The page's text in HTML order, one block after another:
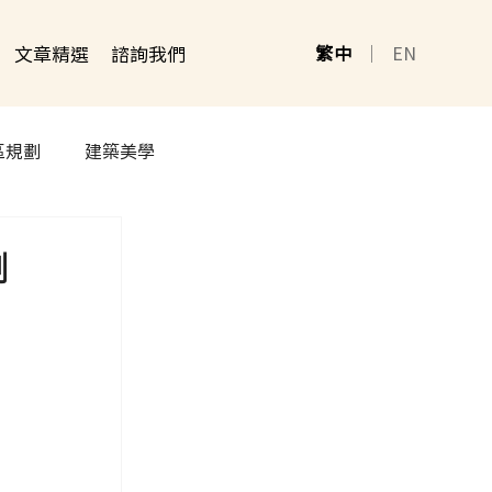
文章精選 諮詢我們 繁中 ｜ EN
劃 建築美學